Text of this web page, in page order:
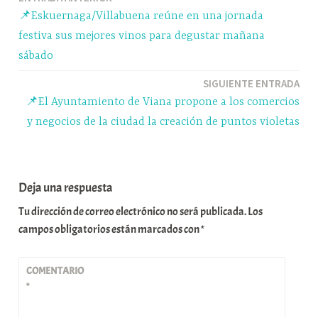
ppm rti
r
de
entradas
📌Eskuernaga/Villabuena reúne en una jornada
festiva sus mejores vinos para degustar mañana
sábado
SIGUIENTE ENTRADA
📌El Ayuntamiento de Viana propone a los comercios
y negocios de la ciudad la creación de puntos violetas
Deja una respuesta
Tu dirección de correo electrónico no será publicada.Los
campos obligatorios están marcados con*
COMENTARIO
*